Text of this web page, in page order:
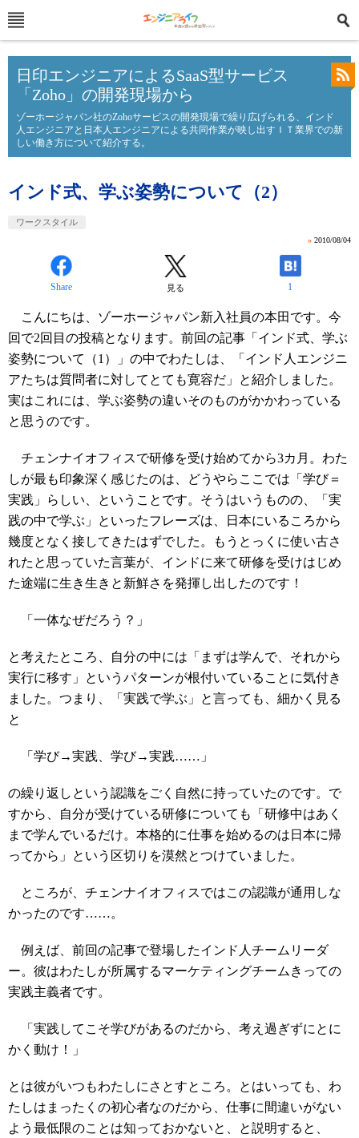
日印エンジニアによるSaaS型サービス
「Zoho」の開発現場から
ゾーホージャパン社のZohoサービスの開発現場で繰り広げられる、インド
人エンジニアと日本人エンジニアによる共同作業が映し出すＩＴ業界での新
しい働き方について紹介する。
インド式、学ぶ姿勢について（2）
ワークスタイル
» 2010/08/04
Share 見る 1
こんにちは、ゾーホージャパン新入社員の本田です。今
回で2回目の投稿となります。前回の記事「インド式、学ぶ
姿勢について（1）」の中でわたしは、「インド人エンジニ
アたちは質問者に対してとても寛容だ」と紹介しました。
実はこれには、学ぶ姿勢の違いそのものがかかわっている
と思うのです。
チェンナイオフィスで研修を受け始めてから3カ月。わた
しが最も印象深く感じたのは、どうやらここでは「学び＝
実践」らしい、ということです。そうはいうものの、「実
践の中で学ぶ」といったフレーズは、日本にいるころから
幾度となく接してきたはずでした。もうとっくに使い古さ
れたと思っていた言葉が、インドに来て研修を受けはじめ
た途端に生き生きと新鮮さを発揮し出したのです！
「一体なぜだろう？」
と考えたところ、自分の中には「まずは学んで、それから
実行に移す」というパターンが根付いていることに気付き
ました。つまり、「実践で学ぶ」と言っても、細かく見る
と
「学び→実践、学び→実践……」
の繰り返しという認識をごく自然に持っていたのです。で
すから、自分が受けている研修についても「研修中はあく
まで学んでいるだけ。本格的に仕事を始めるのは日本に帰
ってから」という区切りを漠然とつけていました。
ところが、チェンナイオフィスではこの認識が通用しな
かったのです……。
例えば、前回の記事で登場したインド人チームリーダ
ー。彼はわたしが所属するマーケティングチームきっての
実践主義者です。
「実践してこそ学びがあるのだから、考え過ぎずにとに
かく動け！」
とは彼がいつもわたしにさとすところ。とはいっても、わ
たしはまったくの初心者なのだから、仕事に間違いがない
よう最低限のことは知っておかないと、と説明すると、